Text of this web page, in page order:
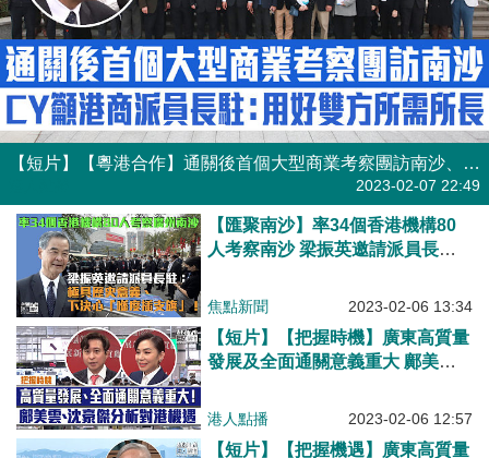
【短片】【粵港合作】通關後首個大型商業考察團訪南沙、梁振英籲香港商協會派員長駐：用好雙方所需所長
2023-02-07 22:49
【匯聚南沙】率34個香港機構80
人考察南沙 梁振英邀請派員長
插支旗」！
焦點新聞 2023-02-06 13:34
【短片】【把握時機】廣東高質量
發展及全面通關意義重大 鄺美
聯繫！沈豪傑：香港發揮金融、科
港人點播 2023-02-06 12:57
【短片】【把握機遇】廣東高質量